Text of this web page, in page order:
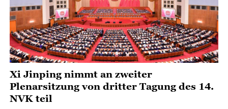
Xi Jinping nimmt an zweiter
Plenarsitzung von dritter Tagung des 14.
NVK teil